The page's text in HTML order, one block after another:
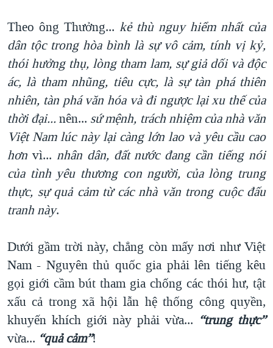
Theo ông Thưởng... kẻ thù nguy hiểm nhất của
dân tộc trong hòa bình là sự vô cảm, tính vị kỷ,
thói hưởng thụ, lòng tham lam, sự giả dối và độc
ác, là tham nhũng, tiêu cực, là sự tàn phá thiên
nhiên, tàn phá văn hóa và đi ngược lại xu thế của
thời đại...nên... sứ mệnh, trách nhiệm của nhà văn
Việt Nam lúc này lại càng lớn lao và yêu cầu cao
hơn vì... nhân dân, đất nước đang cần tiếng nói
của tình yêu thương con người, của lòng trung
thực, sự quả cảm từ các nhà văn trong cuộc đấu
tranh này.
Dưới gầm trời này, chẳng còn mấy nơi như Việt
Nam - Nguyên thủ quốc gia phải lên tiếng kêu
gọi giới cầm bút tham gia chống các thói hư, tật
xấu cả trong xã hội lẫn hệ thống công quyền,
khuyến khích giới này phải vừa... “trung thực”
vừa... “quả cảm”!